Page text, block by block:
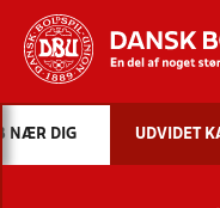
NÆR DIG UDVIDET